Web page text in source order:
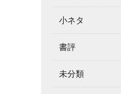
小ネタ
書評
未分類